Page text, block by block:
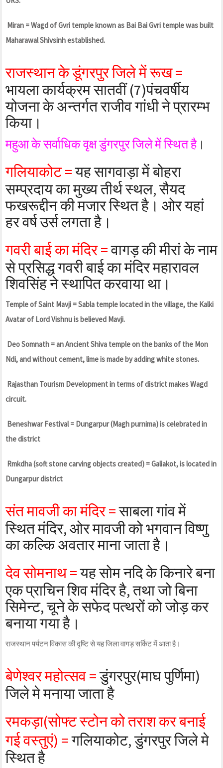
Miran = Wagd of Gvri temple known as Bai Bai Gvri temple was built
Maharawal Shivsinh established.
राजस्थान के डूंगरपुर जिले में रूख =
भायला कार्यक्रम सातवीं (7)पंचवर्षीय
योजना के अन्तर्गत राजीव गांधी ने प्रारम्भ
किया।
महुआ के सर्वाधिक वृक्ष डुंगरपुर जिले में स्थित है।
गलियाकोट =यह सागवाड़ा में बोहरा
सम्प्रदाय का मुख्य तीर्थ स्थल, सैयद
फखरूद्दीन की मजार स्थित है। ओर यहां
हर वर्ष उर्स लगता है।
गवरी बाई का मंदिर =वागड़ की मीरां के नाम
से प्रसिद्ध गवरी बाई का मंदिर महारावल
शिवसिंह ने स्थापित करवाया था।
Temple of Saint Mavji = Sabla temple located in the village, the Kalki
Avatar of Lord Vishnu is believed Mavji.
Deo Somnath = an Ancient Shiva temple on the banks of the Mon
Ndi, and without cement, lime is made by adding white stones.
Rajasthan Tourism Development in terms of district makes Wagd
circuit.
Beneshwar Festival = Dungarpur (Magh purnima) is celebrated in
the district
Rmkdha (soft stone carving objects created) = Galiakot, is located in
Dungarpur district
संत मावजी का मंदिर =साबला गांव में
स्थित मंदिर, ओर मावजी को भगवान विष्णु
का कल्कि अवतार माना जाता है।
देव सोमनाथ =यह सोम नदि के किनारे बना
एक प्राचिन शिव मंदिर है, तथा जो बिना
सिमेन्ट, चूने के सफेद पत्थरों को जोड़ कर
बनाया गया है।
राजस्थान पर्यटन विकास की दृष्टि से यह जिला वागड़ सर्किट में आता है।
बेणेश्वर महोत्सव =डुंगरपुर(माघ पुर्णिमा)
जिले मे मनाया जाता है
रमकड़ा(सोफ्ट स्टोन को तराश कर बनाई
गई वस्तुएं) =गलियाकोट, डुंगरपुर जिले मे
स्थित है